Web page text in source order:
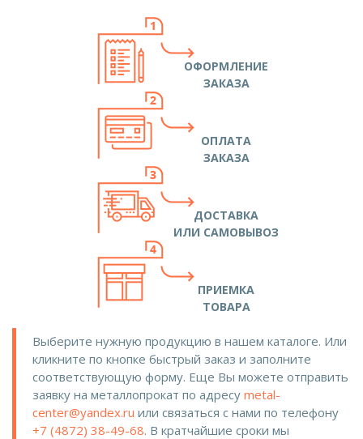
ОФОРМЛЕНИЕ
ЗАКАЗА
ОПЛАТА
ЗАКАЗА
ДОСТАВКА
ИЛИ САМОВЫВОЗ
ПРИЕМКА
ТОВАРА
Выберите нужную продукцию в нашем каталоге. Или
кликните по кнопке быстрый заказ и заполните
соответствующую форму. Еще Вы можете отправить
заявку на металлопрокат по адресу metal-
center@yandex.ru или связаться с нами по телефону
+7 (4872) 38-49-68. В кратчайшие сроки мы